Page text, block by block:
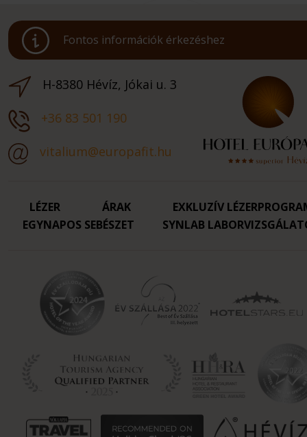
Fontos információk érkezéshez
H-8380 Hévíz, Jókai u. 3
+36 83 501 190
vitalium@europafit.hu
LÉZER ÁRAK
EXKLUZÍV
EGYNAPOS SEBÉSZET
SYNLAB